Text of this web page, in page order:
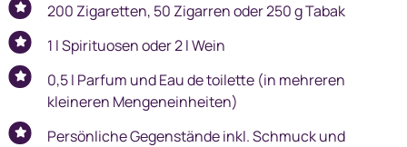
200 Zigaretten, 50 Zigarren oder 250 g Tabak
1 l Spirituosen oder 2 l Wein
0,5 l Parfum und Eau de toilette (in mehreren
kleineren Mengeneinheiten)
Persönliche Gegenstände inkl. Schmuck und